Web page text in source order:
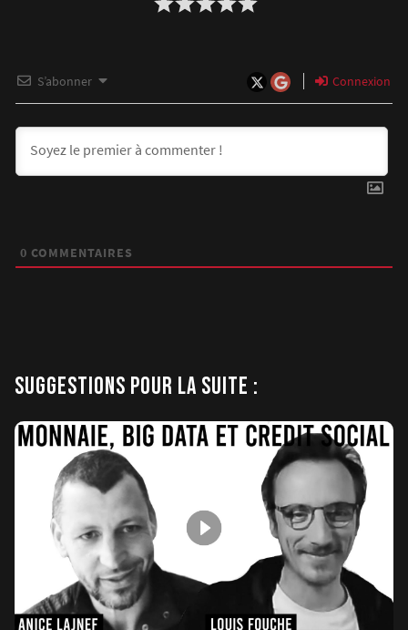
S’abonner Connexion
0 COMMENTAIRES
SUGGESTIONS POUR LA SUITE :